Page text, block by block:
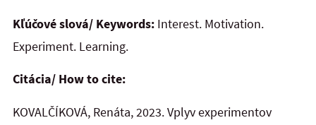
Kľúčové slová/ Keywords: Interest. Motivation.
Experiment. Learning.
Citácia/ How to cite:
KOVALČÍKOVÁ, Renáta, 2023. Vplyv experimentov